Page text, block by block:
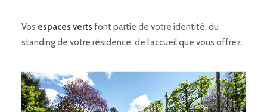
Vos espaces verts font partie de votre identité, du
standing de votre résidence, de l’accueil que vous offrez.